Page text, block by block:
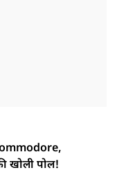
खोली पोल!